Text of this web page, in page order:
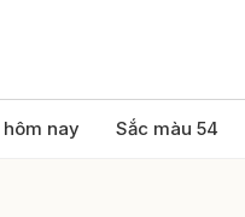
nay Sắc màu 54